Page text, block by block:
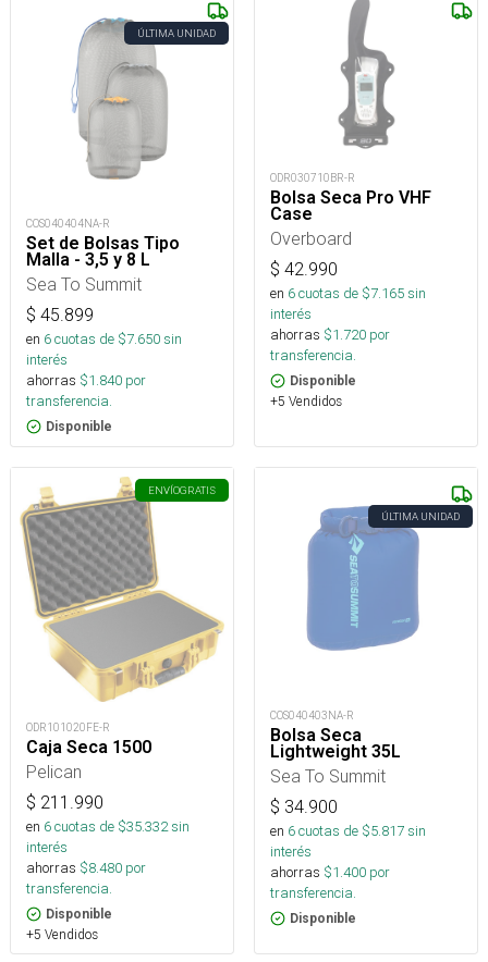
ÚLTIMA UNIDAD
COS040404NA-R
Set de Bolsas Tipo
Malla - 3,5 y 8 L
Sea To Summit
$ 45.899
en 6cuotas de $7.650sin
interés
ahorras $1.840 por
transferencia.
Disponible
ODR030710BR-R
Bolsa Seca Pro VHF
Case
Overboard
$ 42.990
en 6cuotas de $7.165sin
interés
ahorras $1.720 por
transferencia.
Disponible
+5 Vendidos
ENVÍOGRATIS
ODR101020FE-R
Caja Seca 1500
Pelican
$ 211.990
en 6cuotas de $35.332sin
interés
ahorras $8.480 por
transferencia.
Disponible
+5 Vendidos
ÚLTIMA UNIDAD
COS040403NA-R
Bolsa Seca
Lightweight 35L
Sea To Summit
$ 34.900
en 6cuotas de $5.817sin
interés
ahorras $1.400 por
transferencia.
Disponible